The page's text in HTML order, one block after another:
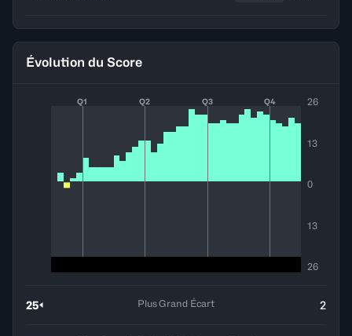
Évolution du Score
Q1 Q2 Q3 Q4 26
13
0
13
26
25 Plus Grand Écart 2